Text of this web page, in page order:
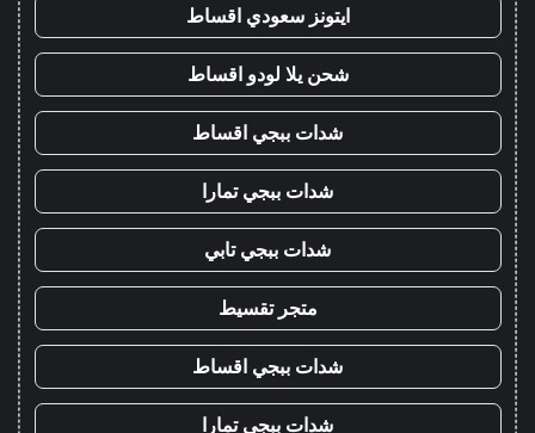
ايتونز سعودي اقساط
شحن يلا لودو اقساط
شدات ببجي اقساط
شدات ببجي تمارا
شدات ببجي تابي
متجر تقسيط
شدات ببجي اقساط
شدات ببجي تمارا